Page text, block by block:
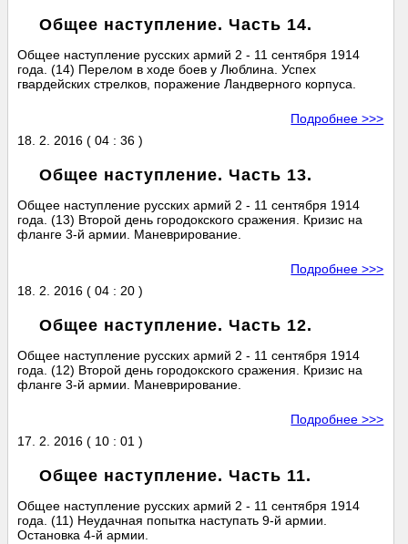
Общее наступление. Часть 14.
Общее наступление русских армий 2 - 11 сентября 1914
года. (14) Перелом в ходе боев у Люблина. Успех
гвардейских стрелков, поражение Ландверного корпуса.
Подробнее >>>
18. 2. 2016 ( 04 : 36 )
Общее наступление. Часть 13.
Общее наступление русских армий 2 - 11 сентября 1914
года. (13) Второй день городокского сражения. Кризис на
фланге 3-й армии. Маневрирование.
Подробнее >>>
18. 2. 2016 ( 04 : 20 )
Общее наступление. Часть 12.
Общее наступление русских армий 2 - 11 сентября 1914
года. (12) Второй день городокского сражения. Кризис на
фланге 3-й армии. Маневрирование.
Подробнее >>>
17. 2. 2016 ( 10 : 01 )
Общее наступление. Часть 11.
Общее наступление русских армий 2 - 11 сентября 1914
года. (11) Неудачная попытка наступать 9-й армии.
Остановка 4-й армии.